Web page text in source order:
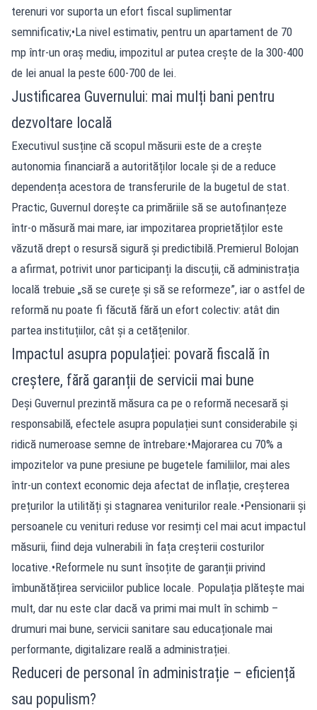
terenuri vor suporta un efort fiscal suplimentar
semnificativ;•La nivel estimativ, pentru un apartament de 70
mp într-un oraș mediu, impozitul ar putea crește de la 300-400
de lei anual la peste 600-700 de lei.
Justificarea Guvernului: mai mulți bani pentru
dezvoltare locală
Executivul susține că scopul măsurii este de a crește
autonomia financiară a autorităților locale și de a reduce
dependența acestora de transferurile de la bugetul de stat.
Practic, Guvernul dorește ca primăriile să se autofinanțeze
într-o măsură mai mare, iar impozitarea proprietăților este
văzută drept o resursă sigură și predictibilă.Premierul Bolojan
a afirmat, potrivit unor participanți la discuții, că administrația
locală trebuie „să se curețe și să se reformeze”, iar o astfel de
reformă nu poate fi făcută fără un efort colectiv: atât din
partea instituțiilor, cât și a cetățenilor.
Impactul asupra populației: povară fiscală în
creștere, fără garanții de servicii mai bune
Deși Guvernul prezintă măsura ca pe o reformă necesară și
responsabilă, efectele asupra populației sunt considerabile și
ridică numeroase semne de întrebare:•Majorarea cu 70% a
impozitelor va pune presiune pe bugetele familiilor, mai ales
într-un context economic deja afectat de inflație, creșterea
prețurilor la utilități și stagnarea veniturilor reale.•Pensionarii și
persoanele cu venituri reduse vor resimți cel mai acut impactul
măsurii, fiind deja vulnerabili în fața creșterii costurilor
locative.•Reformele nu sunt însoțite de garanții privind
îmbunătățirea serviciilor publice locale. Populația plătește mai
mult, dar nu este clar dacă va primi mai mult în schimb –
drumuri mai bune, servicii sanitare sau educaționale mai
performante, digitalizare reală a administrației.
Reduceri de personal în administrație – eficiență
sau populism?